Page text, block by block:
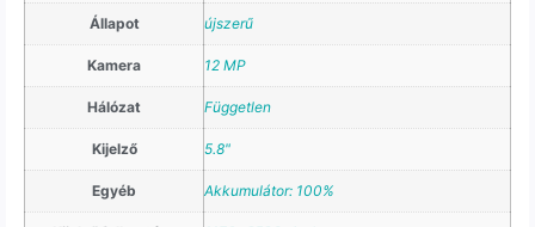
Állapot újszerű
Kamera 12 MP
Hálózat Független
Kijelző 5.8"
Egyéb Akkumulátor: 100%